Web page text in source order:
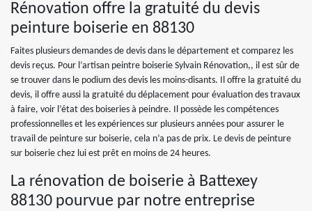
Rénovation offre la gratuité du devis
peinture boiserie en 88130
Faites plusieurs demandes de devis dans le département et comparez les
devis reçus. Pour l’artisan peintre boiserie Sylvain Rénovation,, il est sûr de
se trouver dans le podium des devis les moins-disants. Il offre la gratuité du
devis, il offre aussi la gratuité du déplacement pour évaluation des travaux
à faire, voir l’état des boiseries à peindre. Il possède les compétences
professionnelles et les expériences sur plusieurs années pour assurer le
travail de peinture sur boiserie, cela n’a pas de prix. Le devis de peinture
sur boiserie chez lui est prêt en moins de 24 heures.
La rénovation de boiserie à Battexey
88130 pourvue par notre entreprise